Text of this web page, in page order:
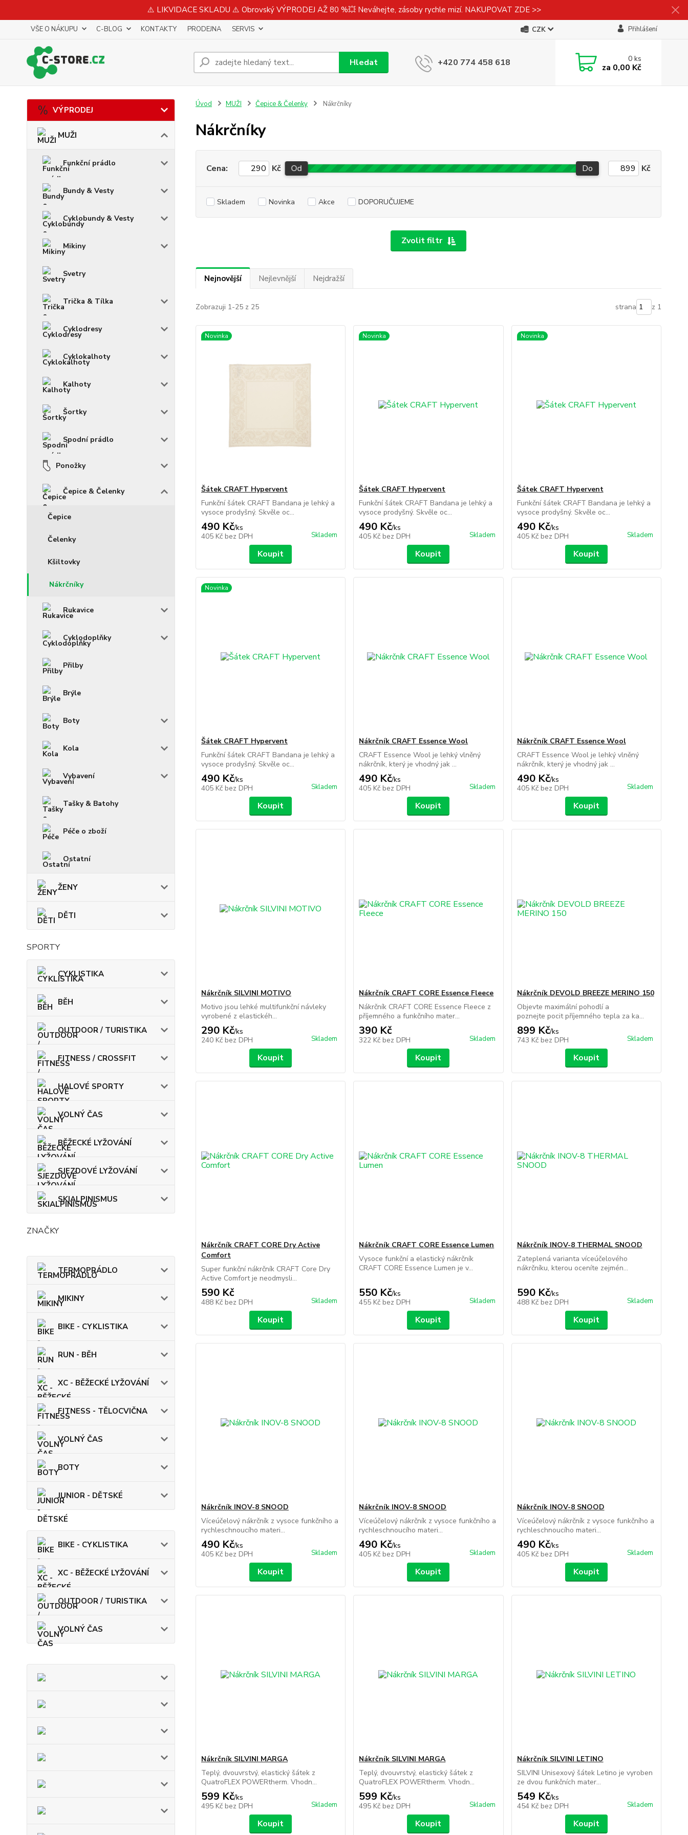
⚠️ LIKVIDACE SKLADU ⚠️ Obrovský VÝPRODEJ AŽ 80 %💥 Neváhejte, zásoby rychle mizí. NAKUPOVAT ZDE >>
VŠE O NÁKUPU C-BLOG KONTAKTY PRODEJNA SERVIS CZK Přihlášení
Hledat +420 774 458 618 0ks
za 0,00 Kč
VÝPRODEJ
MUŽI
Funkční prádlo
Bundy & Vesty
Cyklobundy & Vesty
Mikiny
Svetry
Trička & Tílka
Cyklodresy
Cyklokalhoty
Kalhoty
Šortky
Spodní prádlo
Ponožky
Čepice & Čelenky
Čepice
Čelenky
Kšiltovky
Nákrčníky
Rukavice
Cyklodoplňky
Přilby
Brýle
Boty
Kola
Vybavení
Tašky & Batohy
Péče o zboží
Ostatní
ŽENY
DĚTI
SPORTY
CYKLISTIKA
BĚH
OUTDOOR / TURISTIKA
FITNESS / CROSSFIT
HALOVÉ SPORTY
VOLNÝ ČAS
BĚŽECKÉ LYŽOVÁNÍ
SJEZDOVÉ LYŽOVÁNÍ
SKIALPINISMUS
ZNAČKY
TERMOPRÁDLO
MIKINY
BIKE - CYKLISTIKA
RUN - BĚH
XC - BĚŽECKÉ LYŽOVÁNÍ
FITNESS - TĚLOCVIČNA
VOLNÝ ČAS
BOTY
JUNIOR - DĚTSKÉ
BIKE - CYKLISTIKA
XC - BĚŽECKÉ LYŽOVÁNÍ
OUTDOOR / TURISTIKA
VOLNÝ ČAS
Úvod MUŽI Čepice & Čelenky Nákrčníky
Nákrčníky
Zvolit filtr
Cena: Kč Od Do Kč
Skladem Novinka Akce DOPORUČUJEME
Nejnovější Nejlevnější Nejdražší
Zobrazuji 1-25 z 25 strana z 1
Novinka
Šátek CRAFT Hypervent
Funkční šátek CRAFT Bandana je lehký a
vysoce prodyšný. Skvěle oc...
490 Kč/ks
405 Kč bez DPH Skladem
Koupit
Novinka
Šátek CRAFT Hypervent
Funkční šátek CRAFT Bandana je lehký a
vysoce prodyšný. Skvěle oc...
490 Kč/ks
405 Kč bez DPH Skladem
Koupit
Novinka
Šátek CRAFT Hypervent
Funkční šátek CRAFT Bandana je lehký a
vysoce prodyšný. Skvěle oc...
490 Kč/ks
405 Kč bez DPH Skladem
Koupit
Novinka
Šátek CRAFT Hypervent
Funkční šátek CRAFT Bandana je lehký a
vysoce prodyšný. Skvěle oc...
490 Kč/ks
405 Kč bez DPH Skladem
Koupit
Nákrčník CRAFT Essence Wool
CRAFT Essence Wool je lehký vlněný
nákrčník, který je vhodný jak ...
490 Kč/ks
405 Kč bez DPH Skladem
Koupit
Nákrčník CRAFT Essence Wool
CRAFT Essence Wool je lehký vlněný
nákrčník, který je vhodný jak ...
490 Kč/ks
405 Kč bez DPH Skladem
Koupit
Nákrčník SILVINI MOTIVO
Motivo jsou lehké multifunkční návleky
vyrobené z elastickéh...
290 Kč/ks
240 Kč bez DPH Skladem
Koupit
Nákrčník CRAFT CORE Essence Fleece
Nákrčník CRAFT CORE Essence Fleece z
příjemného a funkčního mater...
390 Kč
322 Kč bez DPH Skladem
Koupit
Nákrčník DEVOLD BREEZE MERINO 150
Objevte maximální pohodlí a
poznejte pocit příjemného tepla za ka...
899 Kč/ks
743 Kč bez DPH Skladem
Koupit
Nákrčník CRAFT CORE Dry Active
Comfort
Super funkční nákrčník CRAFT Core Dry
Active Comfort je neodmysli...
590 Kč
488 Kč bez DPH Skladem
Koupit
Nákrčník CRAFT CORE Essence Lumen
Vysoce funkční a elastický nákrčník
CRAFT CORE Essence Lumen je v...
550 Kč/ks
455 Kč bez DPH Skladem
Koupit
Nákrčník INOV-8 THERMAL SNOOD
Zateplená varianta víceúčelového
nákrčníku, kterou oceníte zejmén...
590 Kč/ks
488 Kč bez DPH Skladem
Koupit
Nákrčník INOV-8 SNOOD
Víceúčelový nákrčník z vysoce funkčního a
rychleschnoucího materi...
490 Kč/ks
405 Kč bez DPH Skladem
Koupit
Nákrčník INOV-8 SNOOD
Víceúčelový nákrčník z vysoce funkčního a
rychleschnoucího materi...
490 Kč/ks
405 Kč bez DPH Skladem
Koupit
Nákrčník INOV-8 SNOOD
Víceúčelový nákrčník z vysoce funkčního a
rychleschnoucího materi...
490 Kč/ks
405 Kč bez DPH Skladem
Koupit
Nákrčník SILVINI MARGA
Teplý, dvouvrstvý, elastický šátek z
QuatroFLEX POWERtherm. Vhodn...
599 Kč/ks
495 Kč bez DPH Skladem
Koupit
Nákrčník SILVINI MARGA
Teplý, dvouvrstvý, elastický šátek z
QuatroFLEX POWERtherm. Vhodn...
599 Kč/ks
495 Kč bez DPH Skladem
Koupit
Nákrčník SILVINI LETINO
SILVINI Unisexový šátek Letino je vyroben
ze dvou funkčních mater...
549 Kč/ks
454 Kč bez DPH Skladem
Koupit